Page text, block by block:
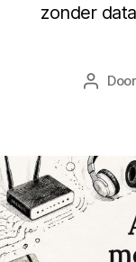
zonder
Door